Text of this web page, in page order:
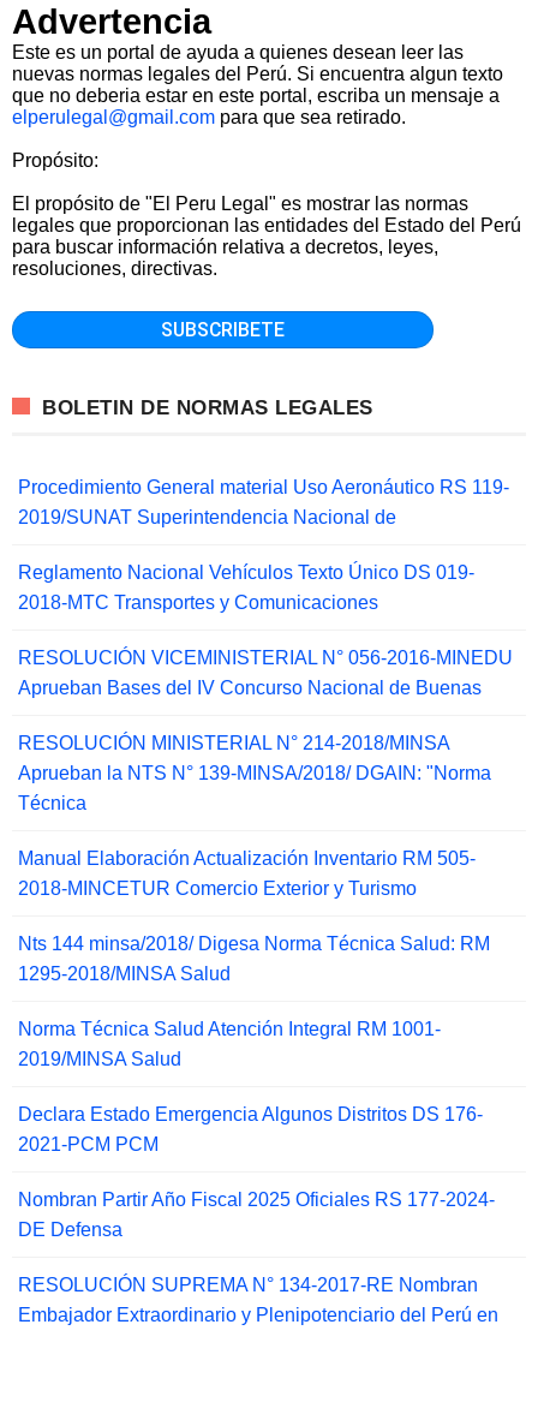
Advertencia
Este es un portal de ayuda a quienes desean leer las
nuevas normas legales del Perú. Si encuentra algun texto
que no deberia estar en este portal, escriba un mensaje a
elperulegal@gmail.com para que sea retirado.
Propósito:
El propósito de "El Peru Legal" es mostrar las normas
legales que proporcionan las entidades del Estado del Perú
para buscar información relativa a decretos, leyes,
resoluciones, directivas.
BOLETIN DE NORMAS LEGALES
Procedimiento General material Uso Aeronáutico RS 119-
2019/SUNAT Superintendencia Nacional de
Reglamento Nacional Vehículos Texto Único DS 019-
2018-MTC Transportes y Comunicaciones
RESOLUCIÓN VICEMINISTERIAL N° 056-2016-MINEDU
Aprueban Bases del IV Concurso Nacional de Buenas
RESOLUCIÓN MINISTERIAL N° 214-2018/MINSA
Aprueban la NTS N° 139-MINSA/2018/ DGAIN: "Norma
Técnica
Manual Elaboración Actualización Inventario RM 505-
2018-MINCETUR Comercio Exterior y Turismo
Nts 144 minsa/2018/ Digesa Norma Técnica Salud: RM
1295-2018/MINSA Salud
Norma Técnica Salud Atención Integral RM 1001-
2019/MINSA Salud
Declara Estado Emergencia Algunos Distritos DS 176-
2021-PCM PCM
Nombran Partir Año Fiscal 2025 Oficiales RS 177-2024-
DE Defensa
RESOLUCIÓN SUPREMA N° 134-2017-RE Nombran
Embajador Extraordinario y Plenipotenciario del Perú en